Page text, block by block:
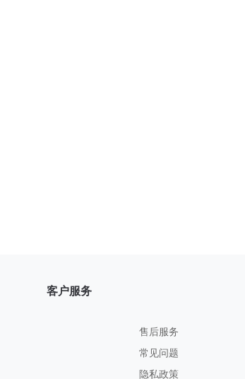
客户服务
售后服务
常见问题
隐私政策